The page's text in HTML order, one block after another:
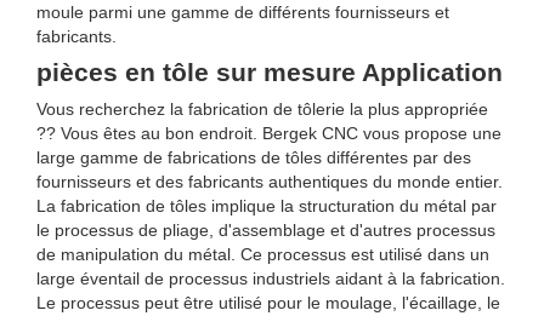
moule parmi une gamme de différents fournisseurs et
fabricants.
pièces en tôle sur mesure Application
Vous recherchez la fabrication de tôlerie la plus appropriée
?? Vous êtes au bon endroit. Bergek CNC vous propose une
large gamme de fabrications de tôles différentes par des
fournisseurs et des fabricants authentiques du monde entier.
La fabrication de tôles implique la structuration du métal par
le processus de pliage, d'assemblage et d'autres processus
de manipulation du métal. Ce processus est utilisé dans un
large éventail de processus industriels aidant à la fabrication.
Le processus peut être utilisé pour le moulage, l'écaillage, le